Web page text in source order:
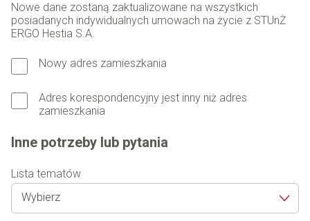
Nowe dane zostaną zaktualizowane na wszystkich
posiadanych indywidualnych umowach na życie z STUnŻ
ERGO Hestia S.A.
Nowy adres zamieszkania
Adres korespondencyjny jest inny niż adres
zamieszkania
Inne potrzeby lub pytania
Lista tematów
Wybierz